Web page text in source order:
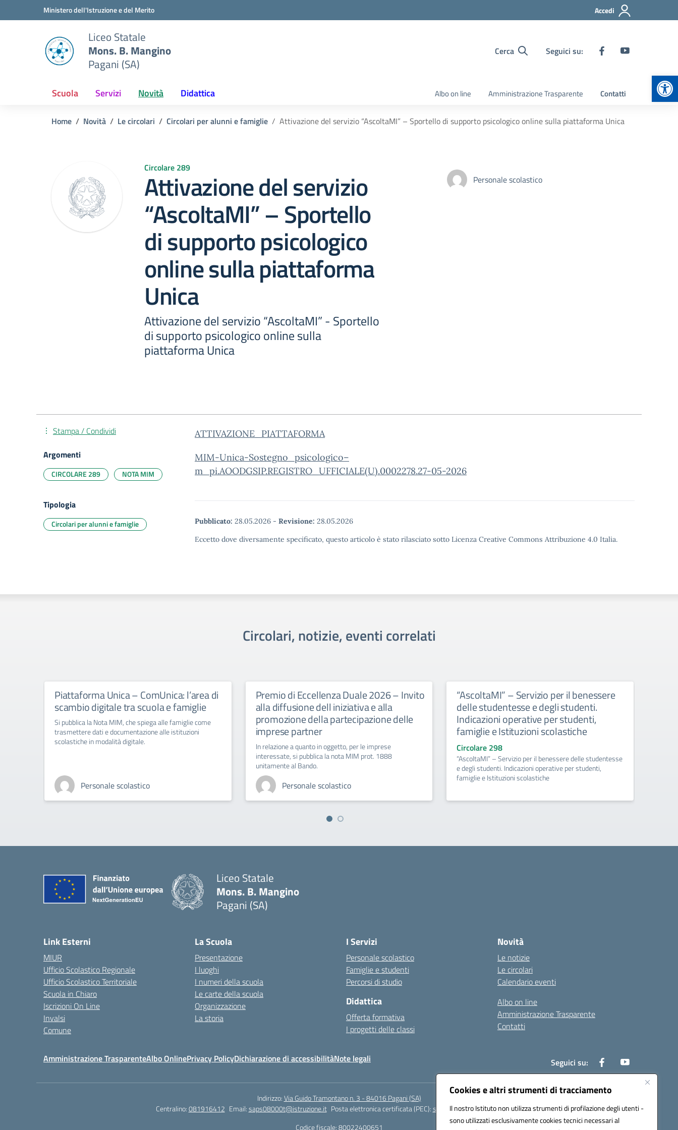
Cookies e altri strumenti di tracciamento
Il nostro Istituto non utilizza strumenti di profilazione degli utenti -
sono utilizzati esclusivamente cookies tecnici necessari al
Vai ai contenuti
Vai al menu di navigazioneMinistero dell'Istruzione e del Merito Accedi
Liceo Statale
Mons. B. Mangino
Pagani (SA)
Cerca Seguici su:
Scuola Servizi Novità Didattica Albo on line Amministrazione Trasparente Contatti
Home Novità Le circolari Circolari per alunni e famiglie Attivazione del servizio “AscoltaMI” – Sportello di supporto psicologico online sulla piattaforma Unica
Circolare 289
Attivazione del servizio
“AscoltaMI” – Sportello
di supporto psicologico
online sulla piattaforma
Unica
Attivazione del servizio “AscoltaMI” - Sportello
di supporto psicologico online sulla
piattaforma Unica
Personale scolastico
ATTIVAZIONE_PIATTAFORMA
MIM-Unica-Sostegno_psicologico–
m_pi.AOODGSIP.REGISTRO_UFFICIALE(U).0002278.27-05-2026
Pubblicato: 28.05.2026 - Revisione: 28.05.2026
Eccetto dove diversamente specificato, questo articolo è stato rilasciato sotto Licenza Creative Commons Attribuzione 4.0 Italia.
Stampa / Condividi
Argomenti
CIRCOLARE 289 NOTA MIM
Tipologia
Circolari per alunni e famiglie
Circolari, notizie, eventi correlati
Piattaforma Unica – ComUnica: l’area di
scambio digitale tra scuola e famiglie
Si pubblica la Nota MIM, che spiega alle famiglie come
trasmettere dati e documentazione alle istituzioni
scolastiche in modalità digitale.
Personale scolastico
Premio di Eccellenza Duale 2026 – Invito
alla diffusione dell iniziativa e alla
promozione della partecipazione delle
imprese partner
In relazione a quanto in oggetto, per le imprese
interessate, si pubblica la nota MIM prot. 1888
unitamente al Bando.
Personale scolastico
“AscoltaMI” – Servizio per il benessere
delle studentesse e degli studenti.
Indicazioni operative per studenti,
famiglie e Istituzioni scolastiche
Circolare 298
“AscoltaMI” – Servizio per il benessere delle studentesse
e degli studenti. Indicazioni operative per studenti,
famiglie e Istituzioni scolastiche
Liceo Statale
Mons. B. Mangino
Pagani (SA)
Link Esterni
MIUR
Ufficio Scolastico Regionale
Ufficio Scolastico Territoriale
Scuola in Chiaro
Iscrizioni On Line
Invalsi
Comune
La Scuola
Presentazione
I luoghi
I numeri della scuola
Le carte della scuola
Organizzazione
La storia
I Servizi
Personale scolastico
Famiglie e studenti
Percorsi di studio
Didattica
Offerta formativa
I progetti delle classi
Novità
Le notizie
Le circolari
Calendario eventi
Albo on line
Amministrazione Trasparente
Contatti
Amministrazione TrasparenteAlbo OnlinePrivacy PolicyDichiarazione di accessibilitàNote legali Seguici su:
Indirizzo:Via Guido Tramontano n. 3 - 84016 Pagani (SA)
Centralino:081916412 Email:saps08000t@istruzione.it Posta elettronica certificata (PEC):saps08000t@pec.istruzione.it
Codice fiscale: 80022400651